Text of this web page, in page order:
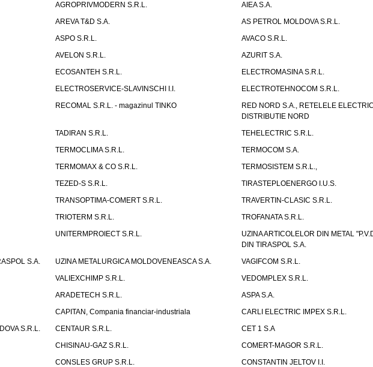
AGROPRIVMODERN S.R.L.
AIEA S.A.
AREVA T&D S.A.
AS PETROL MOLDOVA S.R.L.
ASPO S.R.L.
AVACO S.R.L.
AVELON S.R.L.
AZURIT S.A.
ECOSANTEH S.R.L.
ELECTROMASINA S.R.L.
ELECTROSERVICE-SLAVINSCHI I.I.
ELECTROTEHNOCOM S.R.L.
RECOMAL S.R.L. - magazinul TINKO
RED NORD S.A., RETELELE
DISTRIBUTIE NORD
TADIRAN S.R.L.
TEHELECTRIC S.R.L.
TERMOCLIMA S.R.L.
TERMOCOM S.A.
TERMOMAX & CO S.R.L.
TERMOSISTEM S.R.L.,
TEZED-S S.R.L.
TIRASTEPLOENERGO I.U.S.
TRANSOPTIMA-COMERT S.R.L.
TRAVERTIN-CLASIC S.R.L.
TRIOTERM S.R.L.
TROFANATA S.R.L.
UNITERMPROIECT S.R.L.
UZINA ARTICOLELOR DIN METAL
DIN TIRASPOL S.A.
S.A.
UZINA METALURGICA MOLDOVENEASCA S.A.
VAGIFCOM S.R.L.
VALIEXCHIMP S.R.L.
VEDOMPLEX S.R.L.
ARADETECH S.R.L.
ASPA S.A.
CAPITAN, Compania financiar-industriala
CARLI ELECTRIC IMPEX S.R.L.
S.R.L.
CENTAUR S.R.L.
CET 1 S.A
CHISINAU-GAZ S.R.L.
COMERT-MAGOR S.R.L.
CONSLES GRUP S.R.L.
CONSTANTIN JELTOV I.I.